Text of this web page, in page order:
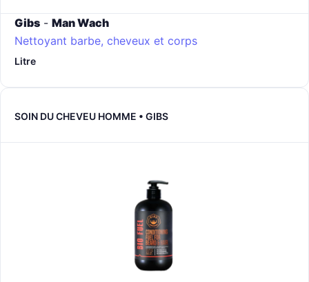
Gibs - Man Wach
Nettoyant barbe, cheveux et corps
Litre
SOIN DU CHEVEU HOMME • GIBS